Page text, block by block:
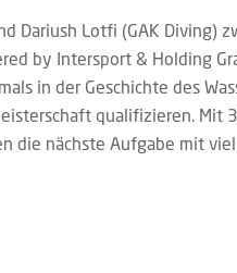
Dariush Lotfi (GAK Diving)
by Intersport & Holding
in der Geschichte des
qualifizieren. Mit
die nächste Aufgabe mit